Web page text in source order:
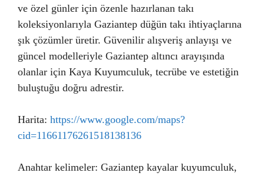
ve özel günler için özenle hazırlanan takı
koleksiyonlarıyla Gaziantep düğün takı ihtiyaçlarına
şık çözümler üretir. Güvenilir alışveriş anlayışı ve
güncel modelleriyle Gaziantep altıncı arayışında
olanlar için Kaya Kuyumculuk, tecrübe ve estetiğin
buluştuğu doğru adrestir.
Harita: https://www.google.com/maps?
cid=11661176261518138136
Anahtar kelimeler: Gaziantep kayalar kuyumculuk,